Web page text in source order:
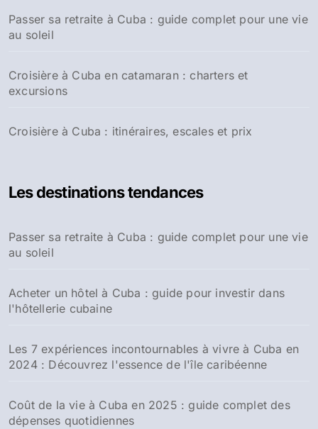
Passer sa retraite à Cuba : guide complet pour une vie
au soleil
Croisière à Cuba en catamaran : charters et
excursions
Croisière à Cuba : itinéraires, escales et prix
Les destinations tendances
Passer sa retraite à Cuba : guide complet pour une vie
au soleil
Acheter un hôtel à Cuba : guide pour investir dans
l'hôtellerie cubaine
Les 7 expériences incontournables à vivre à Cuba en
2024 : Découvrez l'essence de l'île caribéenne
Coût de la vie à Cuba en 2025 : guide complet des
dépenses quotidiennes